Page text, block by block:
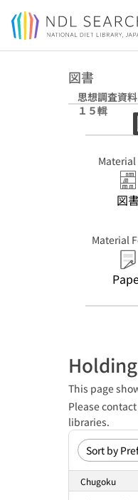
Jump to main content
図書
思想調査資
１５輯
図書
Material
This page
Please
libraries.
Chugoku